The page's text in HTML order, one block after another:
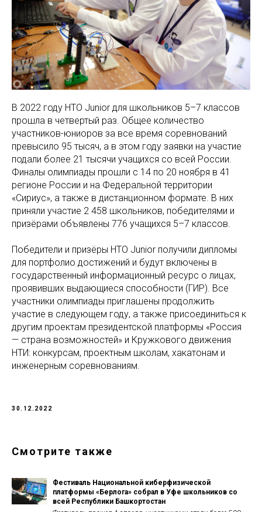
В 2022 году НТО Junior для школьников 5–7 классов
прошла в четвертый раз. Общее количество
участников-юниоров за все время соревнований
превысило 95 тысяч, а в этом году заявки на участие
подали более 21 тысячи учащихся со всей России.
Финалы олимпиады прошли с 14 по 20 ноября в 41
регионе России и на Федеральной территории
«Сириус», а также в дистанционном формате. В них
приняли участие 2 458 школьников, победителями и
призёрами объявлены 776 учащихся 5–7 классов.
Победители и призёры НТО Junior получили дипломы
для портфолио достижений и будут включены в
государственный информационный ресурс о лицах,
проявивших выдающиеся способности (ГИР). Все
участники олимпиады приглашены продолжить
участие в следующем году, а также присоединиться к
другим проектам президентской платформы «Россия
— страна возможностей» и Кружкового движения
НТИ: конкурсам, проектным школам, хакатонам и
инженерным соревнованиям.
30.12.2022
Смотрите также
Фестиваль Национальной киберфизической
платформы «Берлога» собрал в Уфе школьников со
всей Республики Башкортостан